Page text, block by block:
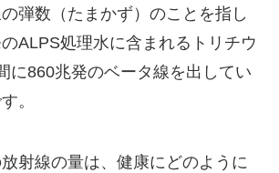
弾数（たまかず）のことを指し
ALPS処理水に含まれるトリチウ
に860兆発のベータ線を出してい
。
射線の量は、健康にどのように